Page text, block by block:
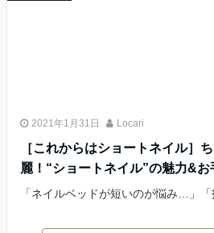
2021年1月31日 Locari
［これからはショートネイル］
麗！“ショートネイル”の魅力&
「ネイルベッドが短いのが悩み…」